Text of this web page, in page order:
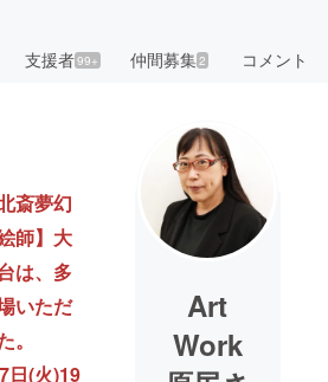
支援者99+ 仲間募集 2 コメント
斎夢幻
師】大
は、多
いただ
。
日(火)19
Art
Work